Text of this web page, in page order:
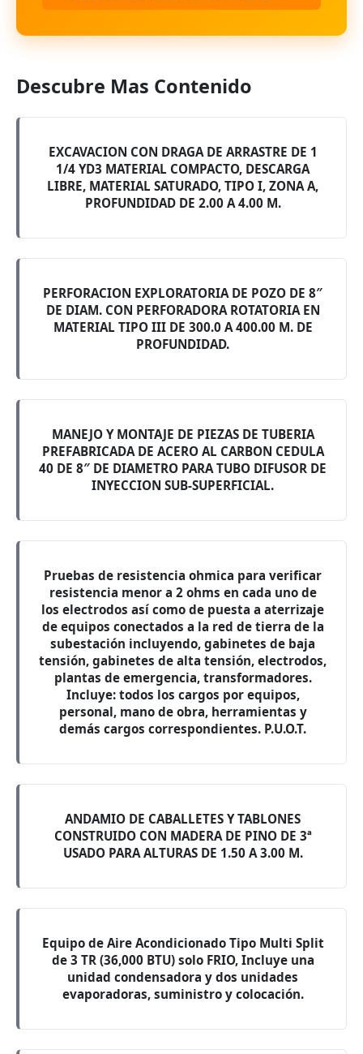
Descubre Mas Contenido
EXCAVACION CON DRAGA DE ARRASTRE DE 1
1/4 YD3 MATERIAL COMPACTO, DESCARGA
LIBRE, MATERIAL SATURADO, TIPO I, ZONA A,
PROFUNDIDAD DE 2.00 A 4.00 M.
PERFORACION EXPLORATORIA DE POZO DE 8″
DE DIAM. CON PERFORADORA ROTATORIA EN
MATERIAL TIPO III DE 300.0 A 400.00 M. DE
PROFUNDIDAD.
MANEJO Y MONTAJE DE PIEZAS DE TUBERIA
PREFABRICADA DE ACERO AL CARBON CEDULA
40 DE 8″ DE DIAMETRO PARA TUBO DIFUSOR DE
INYECCION SUB-SUPERFICIAL.
Pruebas de resistencia ohmica para verificar
resistencia menor a 2 ohms en cada uno de
los electrodos así como de puesta a aterrizaje
de equipos conectados a la red de tierra de la
subestación incluyendo, gabinetes de baja
tensión, gabinetes de alta tensión, electrodos,
plantas de emergencia, transformadores.
Incluye: todos los cargos por equipos,
personal, mano de obra, herramientas y
demás cargos correspondientes. P.U.O.T.
ANDAMIO DE CABALLETES Y TABLONES
CONSTRUIDO CON MADERA DE PINO DE 3ª
USADO PARA ALTURAS DE 1.50 A 3.00 M.
Equipo de Aire Acondicionado Tipo Multi Split
de 3 TR (36,000 BTU) solo FRIO, Incluye una
unidad condensadora y dos unidades
evaporadoras, suministro y colocación.